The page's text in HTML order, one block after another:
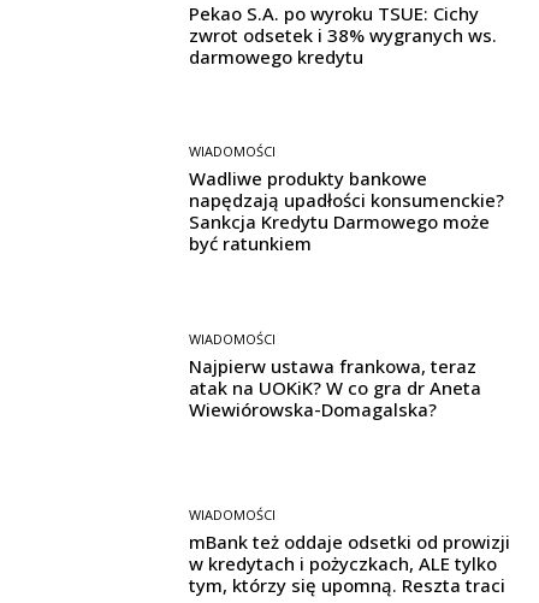
Pekao S.A. po wyroku TSUE: Cichy
zwrot odsetek i 38% wygranych ws.
darmowego kredytu
WIADOMOŚCI
Wadliwe produkty bankowe
napędzają upadłości konsumenckie?
Sankcja Kredytu Darmowego może
być ratunkiem
WIADOMOŚCI
Najpierw ustawa frankowa, teraz
atak na UOKiK? W co gra dr Aneta
Wiewiórowska-Domagalska?
WIADOMOŚCI
mBank też oddaje odsetki od prowizji
w kredytach i pożyczkach, ALE tylko
tym, którzy się upomną. Reszta traci